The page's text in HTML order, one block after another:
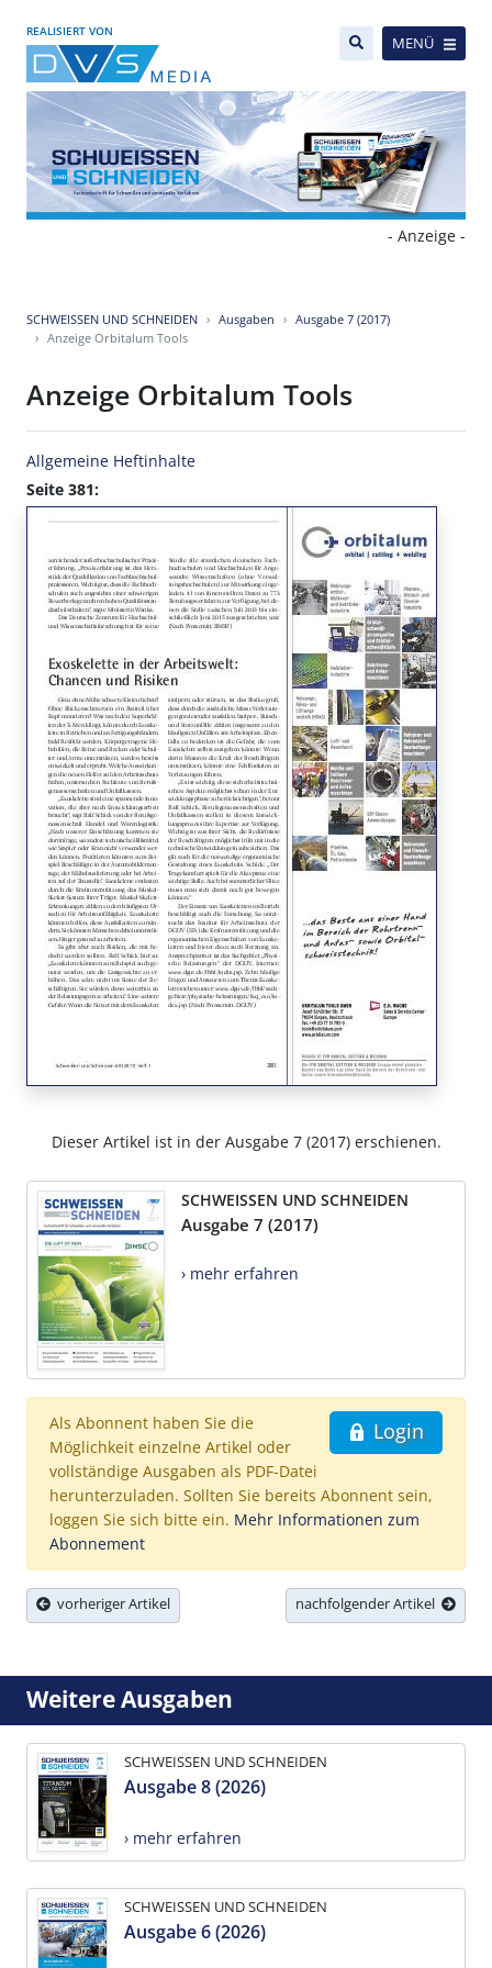
REALISIERT VON
MENÜ
- Anzeige -
SCHWEISSEN UND SCHNEIDEN Ausgaben
Ausgabe 7 (2017)
Anzeige Orbitalum Tools
Anzeige Orbitalum Tools
Allgemeine Heftinhalte
Seite 381:
Dieser Artikel ist in der Ausgabe 7 (2017) erschienen.
SCHWEISSEN UND SCHNEIDEN
Ausgabe 7 (2017)
› mehr erfahren
Login
Als Abonnent haben Sie die
Möglichkeit einzelne Artikel oder
vollständige Ausgaben als PDF-Datei
herunterzuladen. Sollten Sie bereits Abonnent sein,
loggen Sie sich bitte ein. Mehr Informationen zum
Abonnement
vorheriger Artikel nachfolgender Artikel
Weitere Ausgaben
SCHWEISSEN UND SCHNEIDEN
Ausgabe 8 (2026)
› mehr erfahren
SCHWEISSEN UND SCHNEIDEN
Ausgabe 6 (2026)